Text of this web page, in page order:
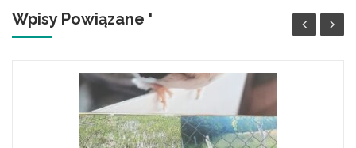
Wpisy Powiązane '